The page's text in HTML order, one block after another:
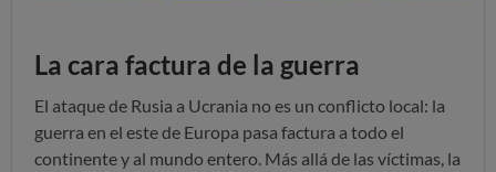
La cara factura de la guerra
El ataque de Rusia a Ucrania no es un conflicto local: la
guerra en el este de Europa pasa factura a todo el
continente y al mundo entero. Más allá de las víctimas, la